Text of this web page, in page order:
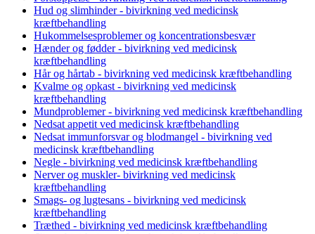
Hud og slimhinder - bivirkning ved medicinsk
kræftbehandling
Hukommelsesproblemer og koncentrationsbesvær
Hænder og fødder - bivirkning ved medicinsk
kræftbehandling
Hår og hårtab - bivirkning ved medicinsk kræftbehandling
Kvalme og opkast - bivirkning ved medicinsk
kræftbehandling
Mundproblemer - bivirkning ved medicinsk kræftbehandling
Nedsat appetit ved medicinsk kræftbehandling
Nedsat immunforsvar og blodmangel - bivirkning ved
medicinsk kræftbehandling
Negle - bivirkning ved medicinsk kræftbehandling
Nerver og muskler- bivirkning ved medicinsk
kræftbehandling
Smags- og lugtesans - bivirkning ved medicinsk
kræftbehandling
Træthed - bivirkning ved medicinsk kræftbehandling